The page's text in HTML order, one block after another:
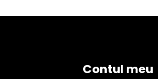
Contul meu